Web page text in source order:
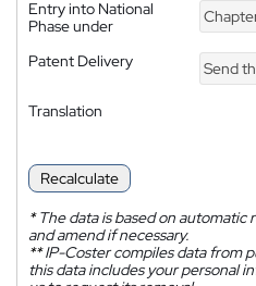
Entry into National
Phase under
Patent Delivery Send
Translation
Recalculate
*The data is based on automatic
and amend if necessary.
**IP-Coster compiles data from
this data includes your personal